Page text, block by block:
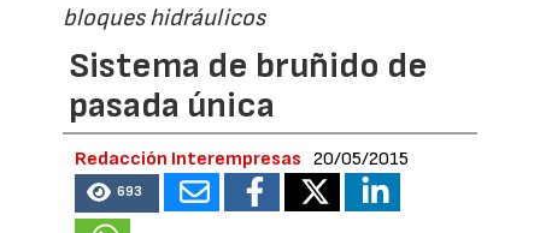
bloques hidráulicos
Sistema de bruñido de
pasada única
Redacción Interempresas 20/05/2015
693